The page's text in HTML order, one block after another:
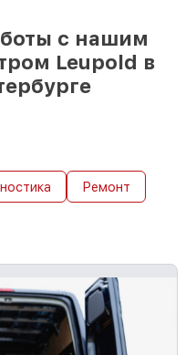
с нашим
Leupold в
Ремонт